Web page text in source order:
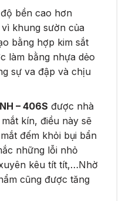
bền cao hơn
khung sườn của
bằng hợp kim sắt
làm bằng nhựa dẻo
sự va đập và chịu
– 406S được nhà
kín, điều này sẽ
đếm khỏi bụi bẩn
những lỗi nhỏ
kêu tít tít,…Nhờ
cũng được tăng